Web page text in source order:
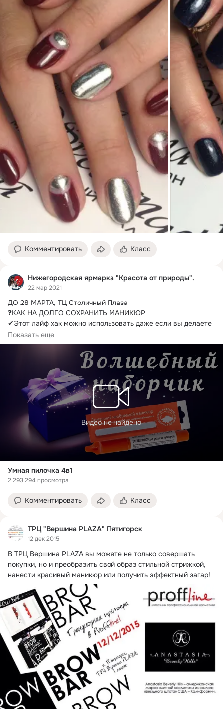
Комментировать Класс
Нижегородская ярмарка "Красота от природы".
22 мар 2021
ДО 28 МАРТА, ТЦ Столичный Плаза
❓КАК НА ДОЛГО СОХРАНИТЬ МАНИКЮР
✔Этот лайф хак можно использовать даже если вы делаете
маникюр в салоне.
Показать еще
Видео не найдено
Умная пилочка 4в1
2 293 294 просмотра
Комментировать Класс
ТРЦ "Вершина PLAZA" Пятигорск
12 дек 2015
В ТРЦ Вершина PLAZA вы можете не только совершать
покупки, но и преобразить свой образ стильной стрижкой,
нанести красивый маникюр или получить эффектный загар!